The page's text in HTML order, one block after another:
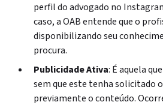
perfil do advogado no
caso, a OAB entende que o
disponibilizando seu
procura.
Publicidade Ativa: É aquela
sem que este tenha solicitado
previamente o conteúdo.